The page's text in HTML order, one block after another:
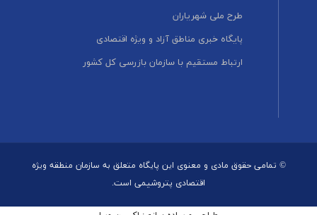
طرح ملی شهریاران
پایگاه خبری مناطق آزاد و ویژه اقتصادی
ارتباط مستقیم با سازمان بازرسی کل کشور
© تمامی حقوق مادی و معنوی این پایگاه متعلق به سازمان منطقه ویژه
اقتصادی پتروشیمی است.